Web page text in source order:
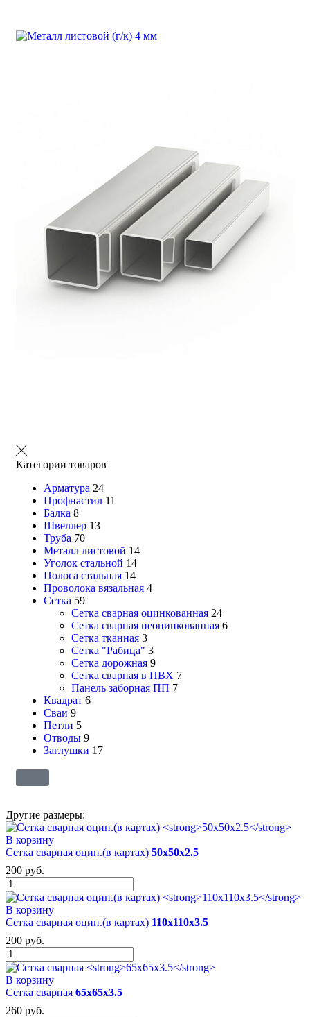
Категории товаров
Арматура 24
Профнастил 11
Балка 8
Швеллер 13
Труба 70
Металл листовой 14
Уголок стальной 14
Полоса стальная 14
Проволока вязальная 4
Сетка 59
Сетка сварная оцинкованная 24
Сетка сварная неоцинкованная 6
Сетка тканная 3
Сетка "Рабица" 3
Сетка дорожная 9
Сетка сварная в ПВХ 7
Панель заборная ПП 7
Квадрат 6
Сваи 9
Петли 5
Отводы 9
Заглушки 17
Другие размеры:
В корзину
Сетка сварная оцин.(в картах) 50х50х2.5
200 руб.
В корзину
Сетка сварная оцин.(в картах) 110х110х3.5
200 руб.
В корзину
Сетка сварная 65х65х3.5
260 руб.